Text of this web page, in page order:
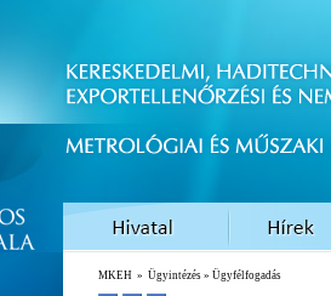
MKEH » Ügyintézés » Ügyfélfogadás